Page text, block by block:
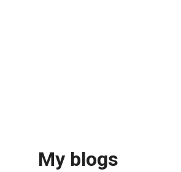
My blogs